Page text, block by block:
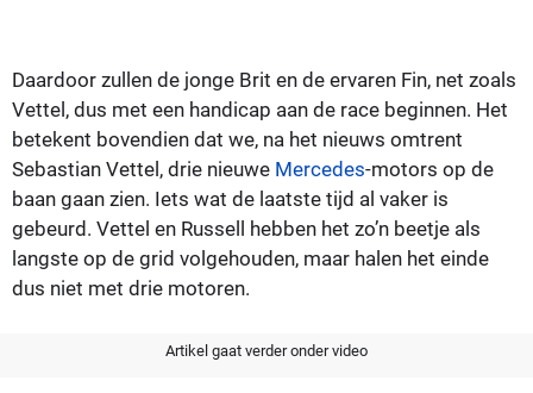
Daardoor zullen de jonge Brit en de ervaren Fin, net zoals
Vettel, dus met een handicap aan de race beginnen. Het
betekent bovendien dat we, na het nieuws omtrent
Sebastian Vettel, drie nieuwe Mercedes-motors op de
baan gaan zien. Iets wat de laatste tijd al vaker is
gebeurd. Vettel en Russell hebben het zo’n beetje als
langste op de grid volgehouden, maar halen het einde
dus niet met drie motoren.
Artikel gaat verder onder video